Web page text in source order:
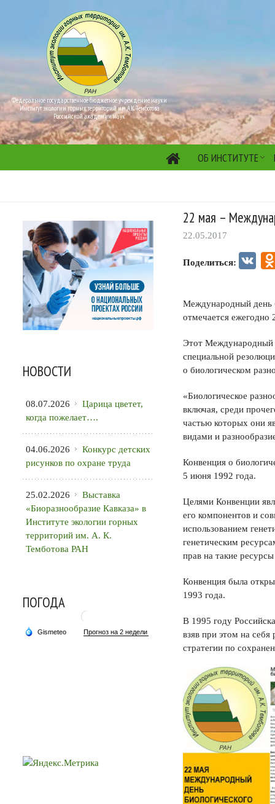
Федеральное государственное бюджетное учреждение науки
Институт экологии горных территорий им. А.К. Темботова
Российской академии наук
ОБ ИНСТИТУТЕ
22 мая –
22.05.2017
Поделиться: VK
Международный день
отмечается ежегодно
Этот Международный
специальной
о биологическом
«Биологическое
включая, среди
частью которых они
видами и
Конвенция о
5 июня 1992 года.
Целями Конвенции
его компонентов и
использованием
генетическим
прав на такие
Конвенция была
1993 года.
В 1995 году
взяв при этом на себя
стратегии по
НОВОСТИ
08.07.2026
Царица цветет,
когда пожелает….
04.06.2026
Конкурс детских
рисунков по охране труда
25.02.2026
Выставка
«Биоразнообразие Кавказа» в
Институте экологии горных
территорий им. А. К.
Темботова РАН
ПОГОДА